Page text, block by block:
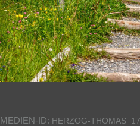
MEDIEN-ID: HERZOG-